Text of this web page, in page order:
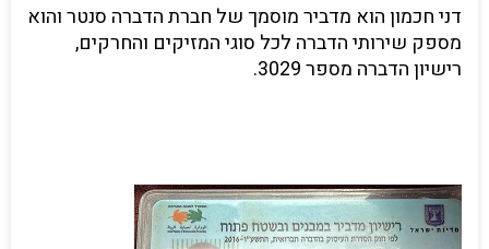
דני חכמון הוא מדביר מוסמך של חברת הדברה סנטר והוא
מספק שירותי הדברה לכל סוגי המזיקים והחרקים,
רישיון הדברה מספר 3029.